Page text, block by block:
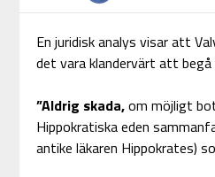
En juridisk analys visar att
det vara klandervärt att
”Aldrig skada,om möjligt
Hippokratiska eden
antike läkaren Hippokrates)